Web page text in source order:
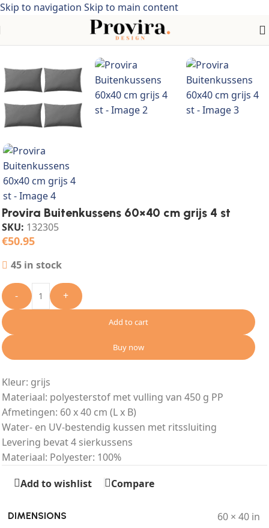
Skip to navigation Skip to main content
Woon- & tuinaccessoires
Provira Buitenkussens 60×40 cm grijs 4 st
SKU: 132305
€50.95
45 in stock
- +
Add to cart
Buy now
Kleur: grijs
Materiaal: polyesterstof met vulling van 450 g PP
Afmetingen: 60 x 40 cm (L x B)
Water- en UV-bestendig kussen met ritssluiting
Levering bevat 4 sierkussens
Materiaal: Polyester: 100%
Add to wishlist
Compare
DIMENSIONS 60 × 40 in